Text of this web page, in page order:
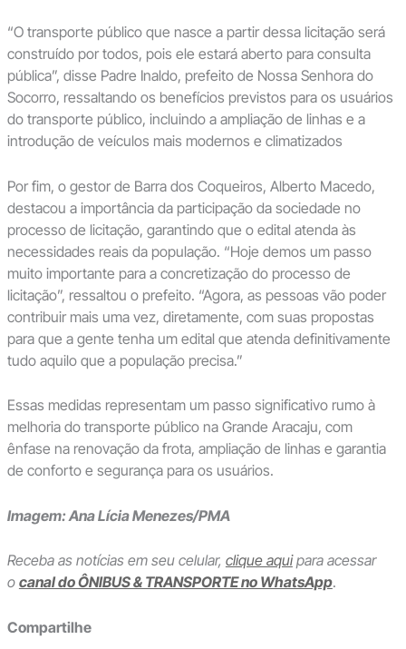
“O transporte público que nasce a partir dessa licitação será
construído por todos, pois ele estará aberto para consulta
pública”, disse Padre Inaldo, prefeito de Nossa Senhora do
Socorro, ressaltando os benefícios previstos para os usuários
do transporte público, incluindo a ampliação de linhas e a
introdução de veículos mais modernos e climatizados
Por fim, o gestor de Barra dos Coqueiros, Alberto Macedo,
destacou a importância da participação da sociedade no
processo de licitação, garantindo que o edital atenda às
necessidades reais da população. “Hoje demos um passo
muito importante para a concretização do processo de
licitação”, ressaltou o prefeito. “Agora, as pessoas vão poder
contribuir mais uma vez, diretamente, com suas propostas
para que a gente tenha um edital que atenda definitivamente
tudo aquilo que a população precisa.”
Essas medidas representam um passo significativo rumo à
melhoria do transporte público na Grande Aracaju, com
ênfase na renovação da frota, ampliação de linhas e garantia
de conforto e segurança para os usuários.
Imagem: Ana Lícia Menezes/PMA
Receba as notícias em seu celular, clique aquipara acessar
o canal do ÔNIBUS & TRANSPORTE no WhatsApp.
Compartilhe